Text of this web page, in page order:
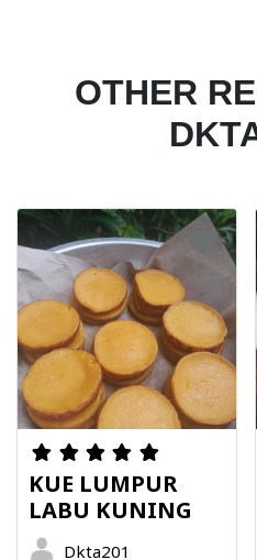
OTHER
KUE LUMPUR
LABU KUNING
Dkta201